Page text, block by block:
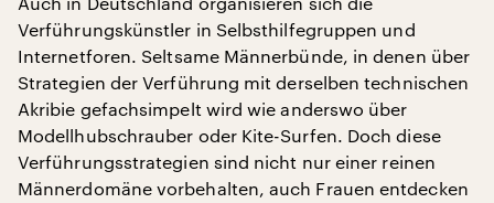
Verführungskünstler in Selbsthilfegruppen und
Internetforen. Seltsame Männerbünde, in denen über
Strategien der Verführung mit derselben technischen
Akribie gefachsimpelt wird wie anderswo über
Modellhubschrauber oder Kite-Surfen. Doch diese
Verführungsstrategien sind nicht nur einer reinen
Männerdomäne vorbehalten, auch Frauen entdecken